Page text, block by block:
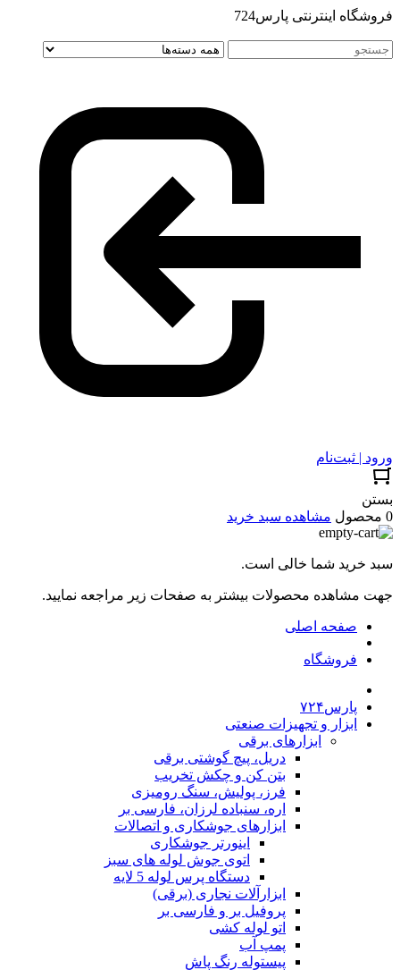
فروشگاه اینترنتی پارس724
ورود | ثبت‌نام
بستن
0 محصول
مشاهده سبد خرید
سبد خرید شما خالی است.
جهت مشاهده محصولات بیشتر به صفحات زیر مراجعه نمایید.
صفحه اصلی
فروشگاه
پارس۷۲۴
ابزار و تجهیزات صنعتی
ابزارهای برقی
دریل، پیچ گوشتی برقی
بتن کن و چکش تخریب
فرز، پولیش، سنگ رومیزی
اره، سنباده لرزان، فارسی بر
ابزارهای جوشکاری و اتصالات
اینورتر جوشکاری
اتوی جوش لوله های سبز
دستگاه پرس لوله 5 لایه
ابزارآلات نجاری (برقی)
پروفیل بر و فارسی بر
اتو لوله کشی
پمپ آب
پیستوله رنگ پاش